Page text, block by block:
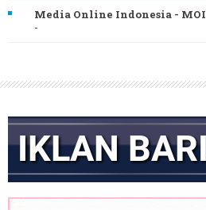
Media Online Indonesia - MOI
-